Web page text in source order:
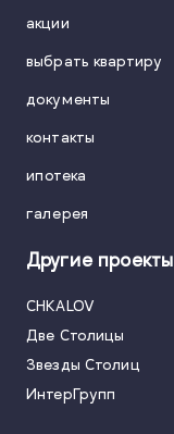
акции
выбрать квартиру
документы
контакты
ипотека
галерея
Другие проекты
CHKALOV
Две Столицы
Звезды Столиц
ИнтерГрупп